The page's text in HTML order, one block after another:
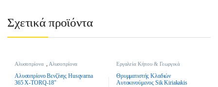
Σχετικά προϊόντα
Αλυσοπρίονα
Αλυσοπρίονα
Γεωργικά Εργαλεία
Αλυσοπρίονο Βενζίνης Husqvarna
365 X-TORQ-18″
Εργαλεία Κήπου & Γεωργικά
Θρυμματιστές Κλαδιών Βενζίνης
Θρυμματιστής Κλαδιών
Αυτοκινούμενος Sik Kiriakakis